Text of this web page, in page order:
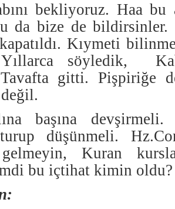
bekliyoruz. Haa
da bize de
Kıymeti
Yıllarca söyledik,
gitti. Pişpiriğe
başına
düşünmeli.
Kuran
bu içtihat kimin oldu?